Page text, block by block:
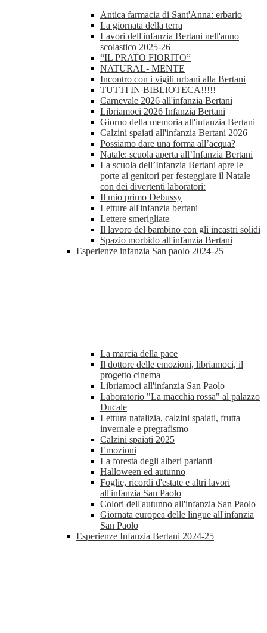
Antica farmacia di Sant'Anna: erbario
La giornata della terra
Lavori dell'infanzia Bertani nell'anno
scolastico 2025-26
“IL PRATO FIORITO”
NATURAL- MENTE
Incontro con i vigili urbani alla Bertani
TUTTI IN BIBLIOTECA!!!!!
Carnevale 2026 all'infanzia Bertani
Libriamoci 2026 Infanzia Bertani
Giorno della memoria all'infanzia Bertani
Calzini spaiati all'infanzia Bertani 2026
Possiamo dare una forma all’acqua?
Natale: scuola aperta all’Infanzia Bertani
La scuola dell’Infanzia Bertani apre le
porte ai genitori per festeggiare il Natale
con dei divertenti laboratori:
Il mio primo Debussy
Letture all'infanzia bertani
Lettere smerigliate
Il lavoro del bambino con gli incastri solidi
Spazio morbido all'infanzia Bertani
Esperienze infanzia San paolo 2024-25
La marcia della pace
Il dottore delle emozioni, libriamoci, il
progetto cinema
Libriamoci all'infanzia San Paolo
Laboratorio "La macchia rossa" al palazzo
Ducale
Lettura natalizia, calzini spaiati, frutta
invernale e pregrafismo
Calzini spaiati 2025
Emozioni
La foresta degli alberi parlanti
Halloween ed autunno
Foglie, ricordi d'estate e altri lavori
all'infanzia San Paolo
Colori dell'autunno all'infanzia San Paolo
Giornata europea delle lingue all'infanzia
San Paolo
Esperienze Infanzia Bertani 2024-25